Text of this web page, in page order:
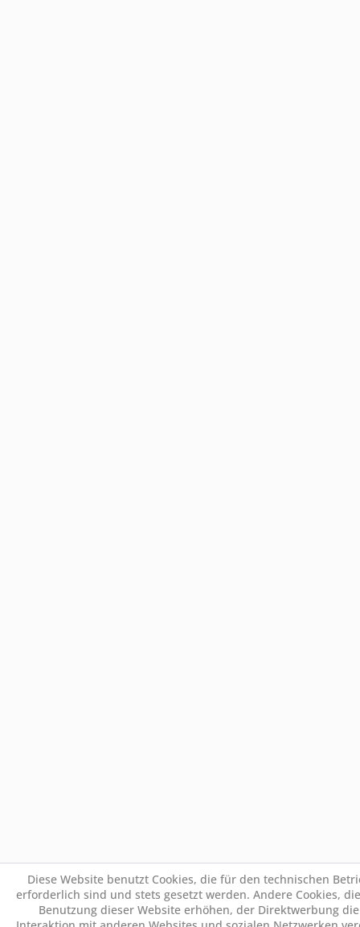
Diese Website benutzt Cookies, die für den technischen
erforderlich sind und stets gesetzt werden. Andere Cookies,
Benutzung dieser Website erhöhen, der Direktwerbung